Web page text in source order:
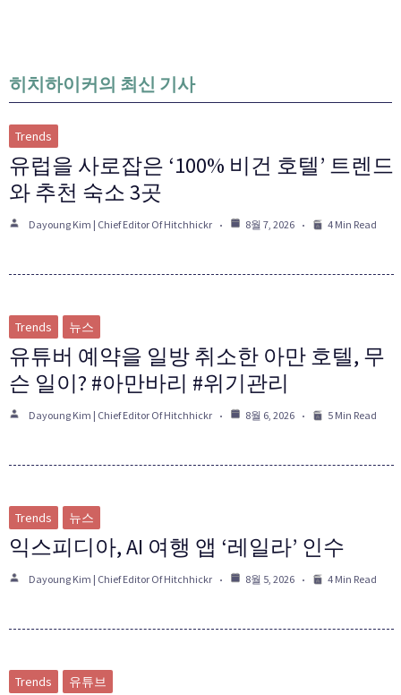
히치하이커의 최신 기사
Trends
유럽을 사로잡은 ‘100% 비건 호텔’ 트렌드
와 추천 숙소 3곳
Dayoung Kim | Chief Editor Of Hitchhickr 8월 7, 2026 4 Min Read
Trends 뉴스
유튜버 예약을 일방 취소한 아만 호텔, 무
슨 일이? #아만바리 #위기관리
Dayoung Kim | Chief Editor Of Hitchhickr 8월 6, 2026 5 Min Read
Trends 뉴스
익스피디아, AI 여행 앱 ‘레일라’ 인수
Dayoung Kim | Chief Editor Of Hitchhickr 8월 5, 2026 4 Min Read
Trends 유튜브